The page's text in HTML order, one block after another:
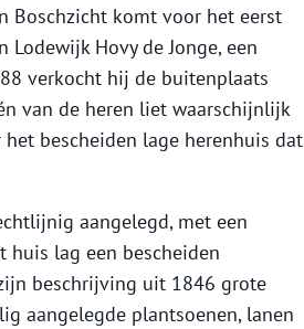
Boschzicht komt voor het eerst
Hovy de Jonge, een
verkocht hij de buitenplaats
van de heren liet waarschijnlijk
bescheiden lage herenhuis dat
aangelegd, met een
huis lag een bescheiden
beschrijving uit 1846 grote
aangelegde plantsoenen, lanen